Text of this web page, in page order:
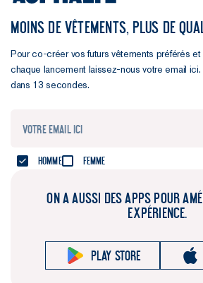
MOINS DE VÊTEMENTS, PLUS DE
Pour co-créer vos futurs vêtements préférés
chaque lancement laissez-nous votre email ici.
dans 13 secondes.
Homme Femme
ON A AUSSI DES APPS POUR
EXPÉRIENCE.
Play store